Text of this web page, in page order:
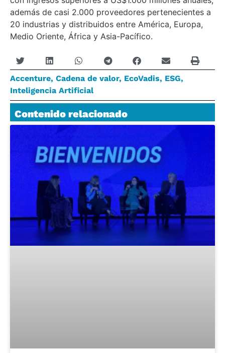
además de casi 2.000 proveedores pertenecientes a
20 industrias y distribuidos entre América, Europa,
Medio Oriente, África y Asia-Pacífico.
Accenture, Cadena de valor, EcoVadis, ESG,
Inteligencia Artificial
Contenido relacionado